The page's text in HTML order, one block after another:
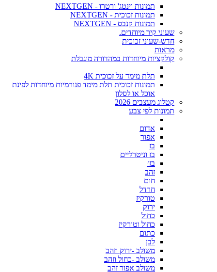
תמונות וינטג' ורטרו - NEXTGEN
תמונות זכוכית - NEXTGEN
תמונות קנבס - NEXTGEN
שעוני קיר מיוחדים.
חדש-שעוני זכוכית
מראות
קולקציות מיוחדות במהדורה מוגבלת
תלת מימד על זכוכית 4K
תמונות זכוכית תלת מימד פנורמיות מיוחדות לפינת
אוכל או לסלון
קטלוג מעצבים 2026
תמונות לפי צבע
אדום
אפור
בז
בז וניטרליים
בז׳
זהב
חום
חרדל
טורקיז
ירוק
כחול
כחול וטורקיז
כתום
לבן
משולב -ירוק וזהב
משולב -כחול וזהב
משולב אפור זהב